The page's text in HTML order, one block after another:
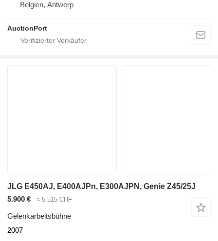
Belgien, Antwerp
AuctionPort
JLG E450AJ, E400AJPn, E300AJPN, Genie Z45/25J
5.900 €
≈ 5.515 CHF
Gelenkarbeitsbühne
2007